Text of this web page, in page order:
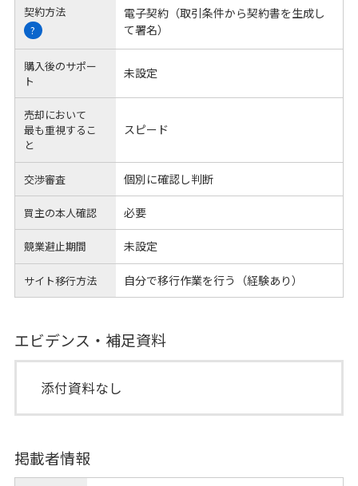
契約方法
?
電子契約（取引条件から契約書を生成し
て署名）
購入後のサポー
ト
未設定
売却において
最も重視するこ
と
スピード
交渉審査 個別に確認し判断
買主の本人確認 必要
競業避止期間 未設定
サイト移行方法 自分で移行作業を行う（経験あり）
エビデンス・補足資料
添付資料なし
掲載者情報